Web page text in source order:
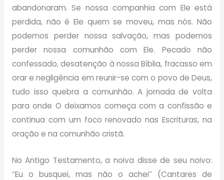
abandonaram. Se nossa companhia com Ele está
perdida, não é Ele quem se moveu, mas nós. Não
podemos perder nossa salvação, mas podemos
perder nossa comunhão com Ele. Pecado não
confessado, desatenção à nossa Bíblia, fracasso em
orar e negligência em reunir-se com o povo de Deus,
tudo isso quebra a comunhão. A jornada de volta
para onde O deixamos começa com a confissão e
continua com um foco renovado nas Escrituras, na
oração e na comunhão cristã.
No Antigo Testamento, a noiva disse de seu noivo:
“Eu o busquei, mas não o achei” (Cantares de